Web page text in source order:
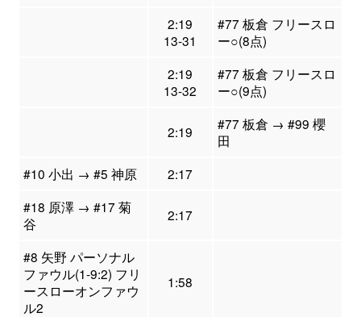
2:19
13-31
#77 板倉 フリースロ
ー○(8点)
2:19
13-32
#77 板倉 フリースロ
ー○(9点)
2:19
#77 板倉 → #99 櫻
田
#10 小出 → #5 神原
2:17
#18 原澤 → #17 菊
谷
2:17
#8 矢野 パーソナル
ファウル(1-9:2) フリ
ースローオンファウ
ル2
1:58